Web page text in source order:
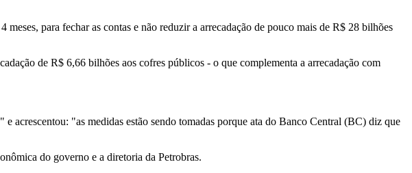
meses, para fechar as contas e não reduzir a arrecadação de pouco mais de R$ 28 bilhões
de R$ 6,66 bilhões aos cofres públicos - o que complementa a arrecadação com
acrescentou: "as medidas estão sendo tomadas porque ata do Banco Central (BC) diz que
do governo e a diretoria da Petrobras.